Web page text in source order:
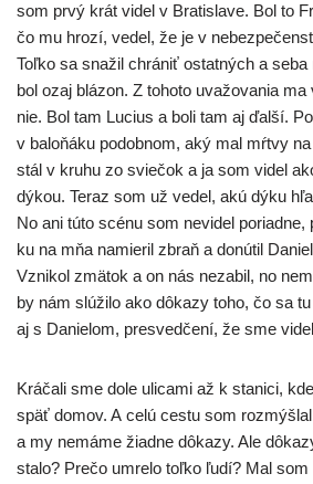
som prvý krát videl v Bratislave. Bol to
čo mu hro­zí, vedel, že je v
Toľko sa sna­žil chrá­niť ostat­ných a seba
bol ozaj blá­zon. Z toho­to uva­žo­va­nia
nie. Bol tam Lucius a boli tam aj ďal­ší.
v balo­ňá­ku podob­nom, aký mal mŕt­vy
stál v kru­hu zo svie­čok a ja som videl
dýkou. Teraz som už vedel, akú dýku
No ani túto scé­nu som nevi­del
ku na mňa namie­ril zbraň a donú­til
Vznikol zmä­tok a on nás neza­bil, no
by nám slú­ži­lo ako dôka­zy toho, čo sa
aj s Danielom, pre­sved­če­ní, že sme
Kráčali sme dole uli­ca­mi až k sta­ni­ci,
späť domov. A celú ces­tu som
a my nemá­me žiad­ne dôka­zy. Ale
sta­lo? Prečo umre­lo toľ­ko ľudí? Mal